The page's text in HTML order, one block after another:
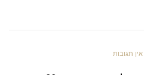
אין תגובות